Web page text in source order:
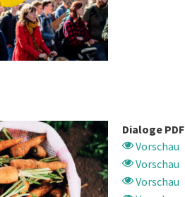
Dialoge PDF
Vorschau
Vorschau
Vorschau